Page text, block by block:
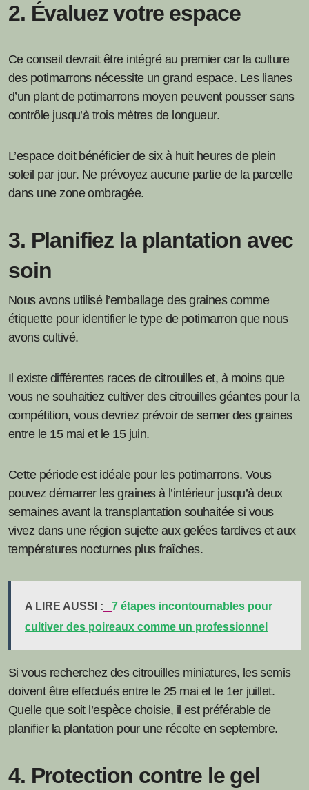
2. Évaluez votre espace
Ce conseil devrait être intégré au premier car la culture
des potimarrons nécessite un grand espace. Les lianes
d’un plant de potimarrons moyen peuvent pousser sans
contrôle jusqu’à trois mètres de longueur.
L’espace doit bénéficier de six à huit heures de plein
soleil par jour. Ne prévoyez aucune partie de la parcelle
dans une zone ombragée.
3. Planifiez la plantation avec
soin
Nous avons utilisé l’emballage des graines comme
étiquette pour identifier le type de potimarron que nous
avons cultivé.
Il existe différentes races de citrouilles et, à moins que
vous ne souhaitiez cultiver des citrouilles géantes pour la
compétition, vous devriez prévoir de semer des graines
entre le 15 mai et le 15 juin.
Cette période est idéale pour les potimarrons. Vous
pouvez démarrer les graines à l’intérieur jusqu’à deux
semaines avant la transplantation souhaitée si vous
vivez dans une région sujette aux gelées tardives et aux
températures nocturnes plus fraîches.
A LIRE AUSSI :
7 étapes incontournables pour
cultiver des poireaux comme un professionnel
Si vous recherchez des citrouilles miniatures, les semis
doivent être effectués entre le 25 mai et le 1er juillet.
Quelle que soit l’espèce choisie, il est préférable de
planifier la plantation pour une récolte en septembre.
4. Protection contre le gel